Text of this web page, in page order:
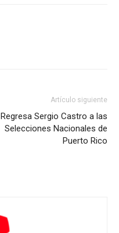
Artículo siguiente
Regresa Sergio Castro a las
Selecciones Nacionales de
Puerto Rico